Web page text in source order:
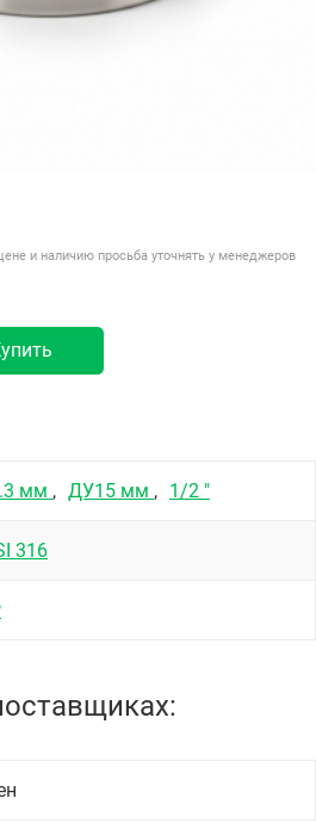
и наличию просьба уточнять у менеджеров
мм , ДУ15 мм , 1/2 "
316